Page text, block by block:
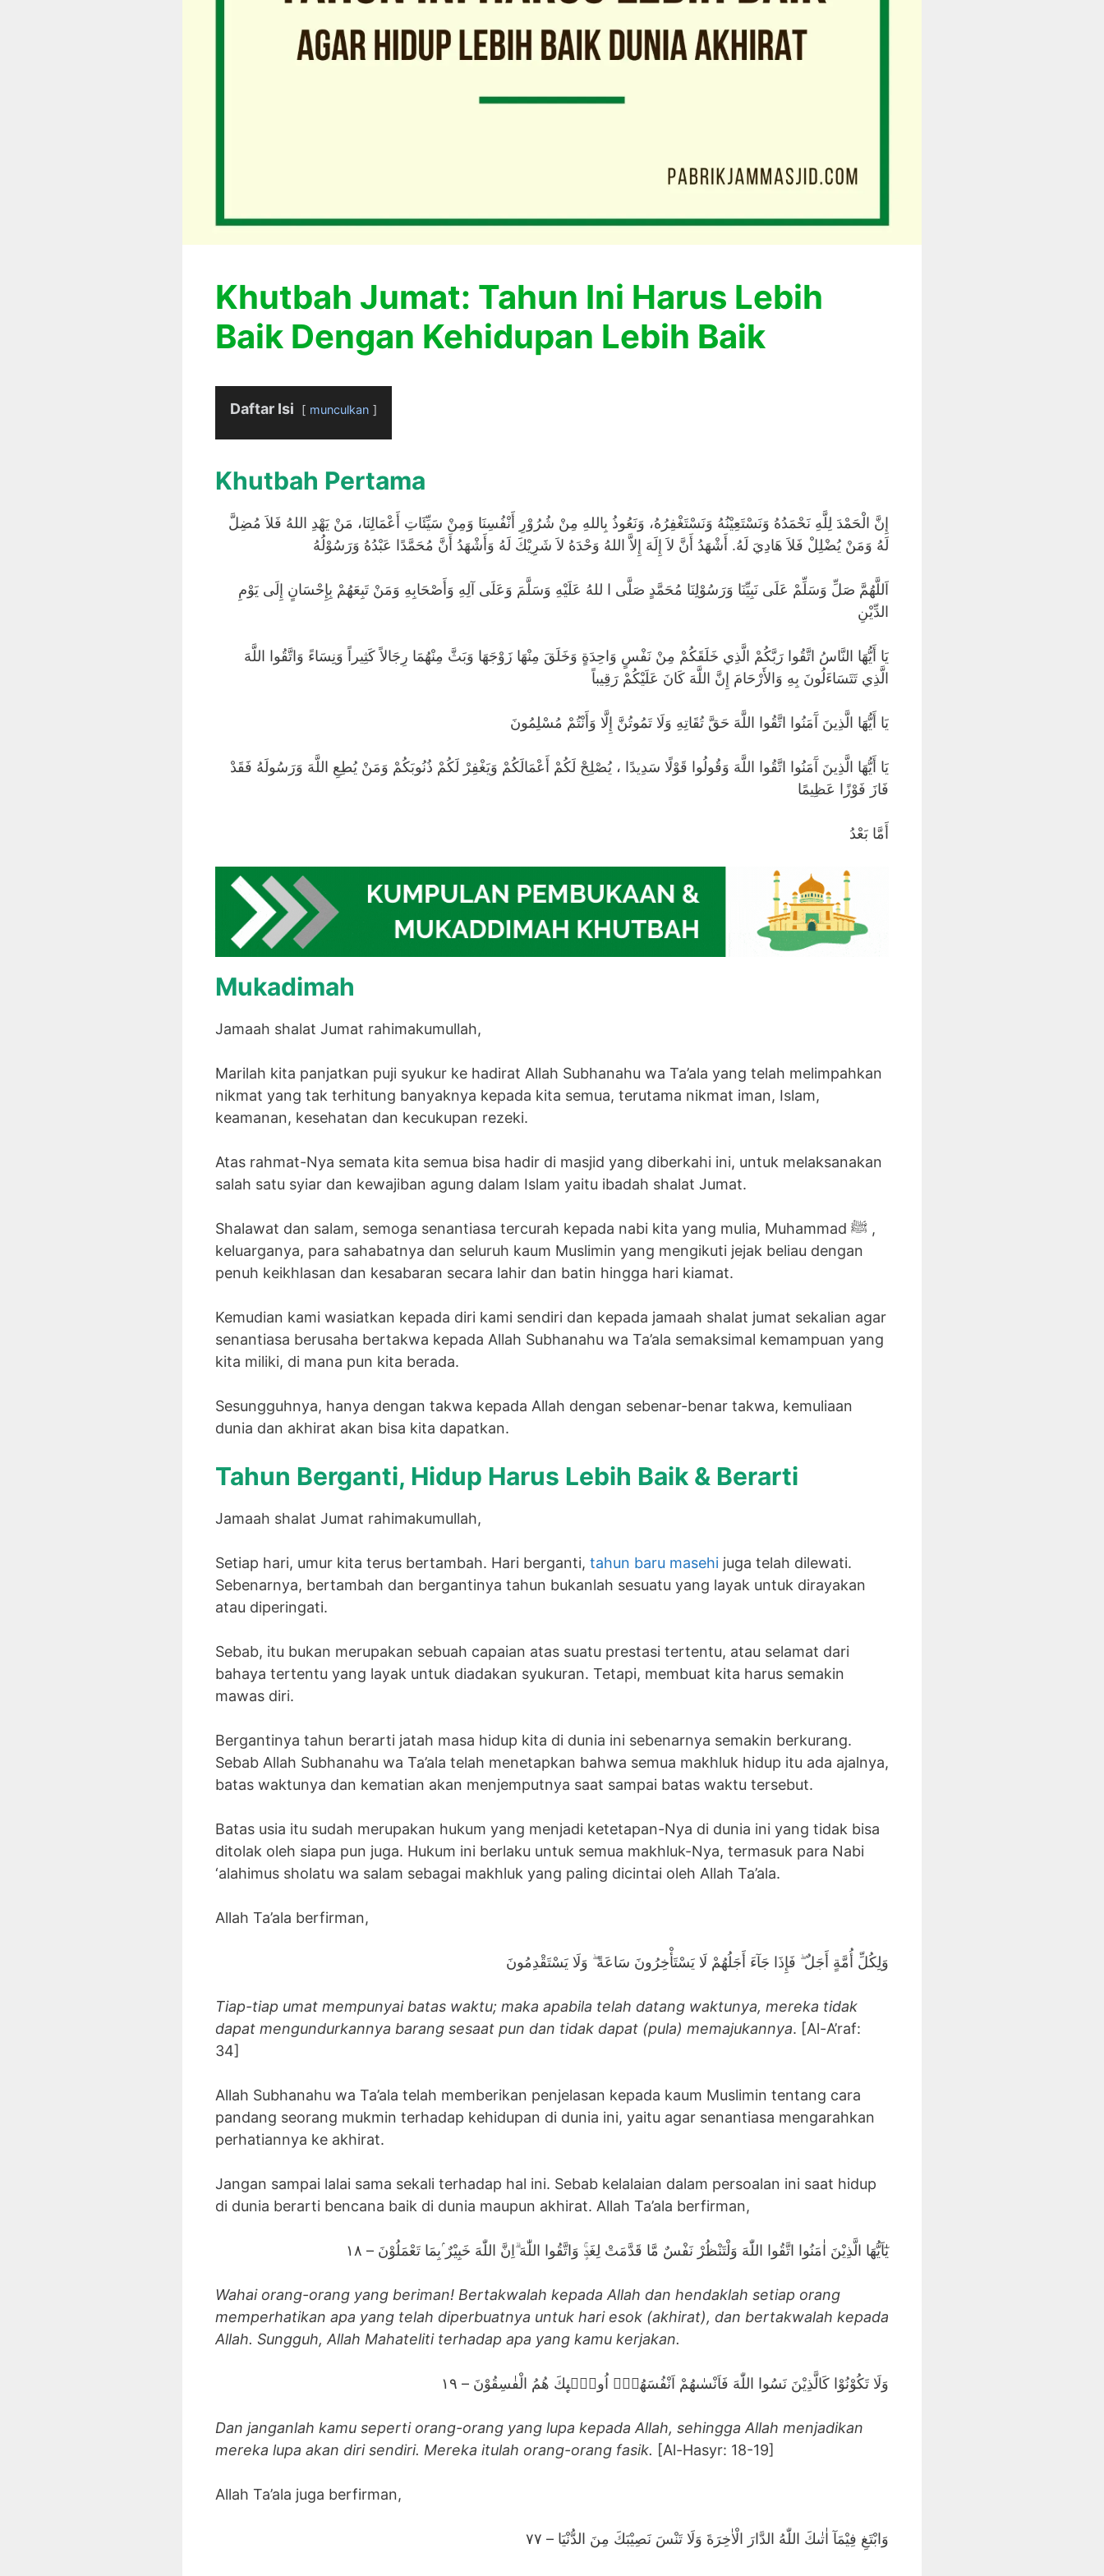
Khutbah Jumat: Tahun Ini Harus Lebih
Baik Dengan Kehidupan Lebih Baik
Daftar Isi munculkan
Khutbah Pertama
إِنَّ الْحَمْدَ لِلَّهِ نَحْمَدُهُ وَنَسْتَعِيْنُهُ وَنَسْتَغْفِرُهُ، وَنَعُوذُ بِاللهِ مِنْ شُرُوْرِ أَنْفُسِنَا وَمِنْ سَيِّئَاتِ أَعْمَالِنَا، مَنْ يَهْدِ اللهُ فَلاَ مُضِلَّ
لَهُ وَمَنْ يُضْلِلْ فَلاَ هَادِيَ لَهُ. أَشْهَدُ أَنَّ لاَ إِلَهَ إِلاَّ اللهُ وَحْدَهُ لاَ شَرِيْكَ لَهُ وَأَشْهَدُ أَنَّ مُحَمَّدًا عَبْدُهُ وَرَسُوْلُهُ
الدِّيْنِ
يَا أَيُّهَا النَّاسُ اتَّقُوا رَبَّكُمْ الَّذِي خَلَقَكُمْ مِنْ نَفْسٍ وَاحِدَةٍ وَخَلَقَ مِنْهَا زَوْجَهَا وَبَثَّ مِنْهُمَا رِجَالاً كَثِيراً وَنِسَاءً وَاتَّقُوا اللَّهَ
الَّذِي تَتَسَاءَلُونَ بِهِ وَالأَرْحَامَ إِنَّ اللَّهَ كَانَ عَلَيْكُمْ رَقِيباً
يَا أَيُّهَا الَّذِينَ آَمَنُوا اتَّقُوا اللَّهَ حَقَّ تُقَاتِهِ وَلَا تَمُوتُنَّ إِلَّا وَأَنْتُمْ مُسْلِمُونَ
يَا أَيُّهَا الَّذِينَ آَمَنُوا اتَّقُوا اللَّهَ وَقُولُوا قَوْلًا سَدِيدًا ، يُصْلِحْ لَكُمْ أَعْمَالَكُمْ وَيَغْفِرْ لَكُمْ ذُنُوبَكُمْ وَمَنْ يُطِعِ اللَّهَ وَرَسُولَهُ فَقَدْ
فَازَ فَوْزًا عَظِيمًا
أَمَّا بَعْدُ
Mukadimah
Jamaah shalat Jumat rahimakumullah,
Marilah kita panjatkan puji syukur ke hadirat Allah Subhanahu wa Ta’ala yang telah melimpahkan
nikmat yang tak terhitung banyaknya kepada kita semua, terutama nikmat iman, Islam,
keamanan, kesehatan dan kecukupan rezeki.
Atas rahmat-Nya semata kita semua bisa hadir di masjid yang diberkahi ini, untuk melaksanakan
salah satu syiar dan kewajiban agung dalam Islam yaitu ibadah shalat Jumat.
Shalawat dan salam, semoga senantiasa tercurah kepada nabi kita yang mulia, Muhammad ﷺ ,
keluarganya, para sahabatnya dan seluruh kaum Muslimin yang mengikuti jejak beliau dengan
penuh keikhlasan dan kesabaran secara lahir dan batin hingga hari kiamat.
Kemudian kami wasiatkan kepada diri kami sendiri dan kepada jamaah shalat jumat sekalian agar
senantiasa berusaha bertakwa kepada Allah Subhanahu wa Ta’ala semaksimal kemampuan yang
kita miliki, di mana pun kita berada.
Sesungguhnya, hanya dengan takwa kepada Allah dengan sebenar-benar takwa, kemuliaan
dunia dan akhirat akan bisa kita dapatkan.
Tahun Berganti, Hidup Harus Lebih Baik & Berarti
Jamaah shalat Jumat rahimakumullah,
Setiap hari, umur kita terus bertambah. Hari berganti, tahun baru masehi juga telah dilewati.
Sebenarnya, bertambah dan bergantinya tahun bukanlah sesuatu yang layak untuk dirayakan
atau diperingati.
Sebab, itu bukan merupakan sebuah capaian atas suatu prestasi tertentu, atau selamat dari
bahaya tertentu yang layak untuk diadakan syukuran. Tetapi, membuat kita harus semakin
mawas diri.
Bergantinya tahun berarti jatah masa hidup kita di dunia ini sebenarnya semakin berkurang.
Sebab Allah Subhanahu wa Ta’ala telah menetapkan bahwa semua makhluk hidup itu ada ajalnya,
batas waktunya dan kematian akan menjemputnya saat sampai batas waktu tersebut.
Batas usia itu sudah merupakan hukum yang menjadi ketetapan-Nya di dunia ini yang tidak bisa
ditolak oleh siapa pun juga. Hukum ini berlaku untuk semua makhluk-Nya, termasuk para Nabi
‘alahimus sholatu wa salam sebagai makhluk yang paling dicintai oleh Allah Ta’ala.
Allah Ta’ala berfirman,
وَلِكُلِّ أُمَّةٍ أَجَلٌ ۖ فَإِذَا جَآءَ أَجَلُهُمْ لَا يَسْتَأْخِرُونَ سَاعَةً ۖ وَلَا يَسْتَقْدِمُونَ
Tiap-tiap umat mempunyai batas waktu; maka apabila telah datang waktunya, mereka tidak
dapat mengundurkannya barang sesaat pun dan tidak dapat (pula) memajukannya. [Al-A’raf:
34]
Allah Subhanahu wa Ta’ala telah memberikan penjelasan kepada kaum Muslimin tentang cara
pandang seorang mukmin terhadap kehidupan di dunia ini, yaitu agar senantiasa mengarahkan
perhatiannya ke akhirat.
Jangan sampai lalai sama sekali terhadap hal ini. Sebab kelalaian dalam persoalan ini saat hidup
di dunia berarti bencana baik di dunia maupun akhirat. Allah Ta’ala berfirman,
يٰٓاَيُّهَا الَّذِيْنَ اٰمَنُوا اتَّقُوا اللّٰهَ وَلْتَنْظُرْ نَفْسٌ مَّا قَدَّمَتْ لِغَدٍۚ وَاتَّقُوا اللّٰهَ ۗاِنَّ اللّٰهَ خَبِيْرٌ ۢبِمَا تَعْمَلُوْنَ – ١٨
Wahai orang-orang yang beriman! Bertakwalah kepada Allah dan hendaklah setiap orang
memperhatikan apa yang telah diperbuatnya untuk hari esok (akhirat), dan bertakwalah kepada
Allah. Sungguh, Allah Mahateliti terhadap apa yang kamu kerjakan.
وَلَا تَكُوْنُوْا كَالَّذِيْنَ نَسُوا اللّٰهَ فَاَنْسٰىهُمْ اَنْفُسَهُمْۗ اُولٰۤىِٕكَ هُمُ الْفٰسِقُوْنَ – ١٩
Dan janganlah kamu seperti orang-orang yang lupa kepada Allah, sehingga Allah menjadikan
mereka lupa akan diri sendiri. Mereka itulah orang-orang fasik. [Al-Hasyr: 18-19]
Allah Ta’ala juga berfirman,
وَابْتَغِ فِيْمَآ اٰتٰىكَ اللّٰهُ الدَّارَ الْاٰخِرَةَ وَلَا تَنْسَ نَصِيْبَكَ مِنَ الدُّنْيَا – ٧٧